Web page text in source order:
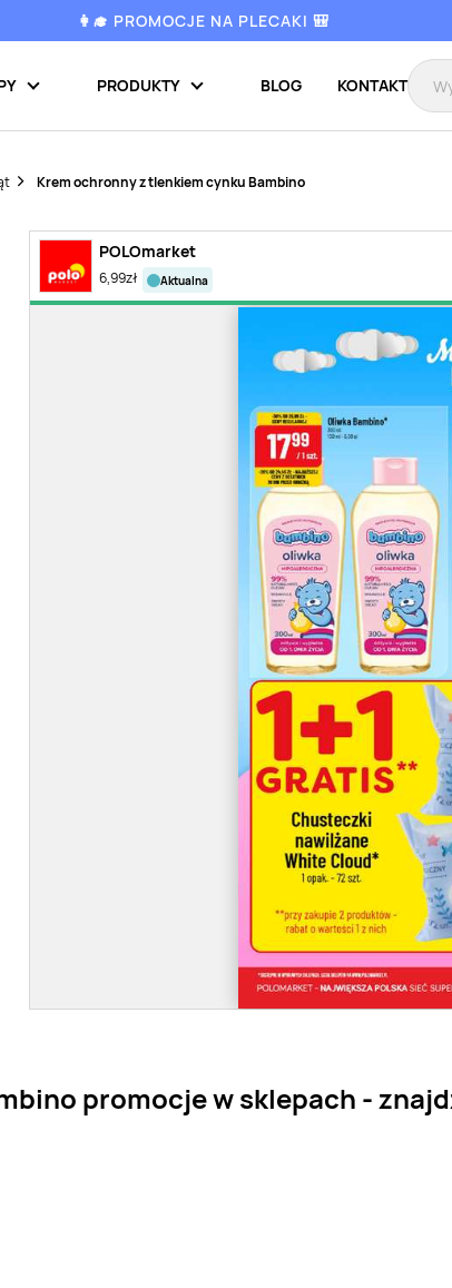
👩‍🎓 PROMOCJE NA PLECAKI 🎒
PRODUKTY BLOG KONTAKT
Krem ochronny z tlenkiem cynku Bambino
POLOmarket
6,99zł aktualna
promocje w sklepach -